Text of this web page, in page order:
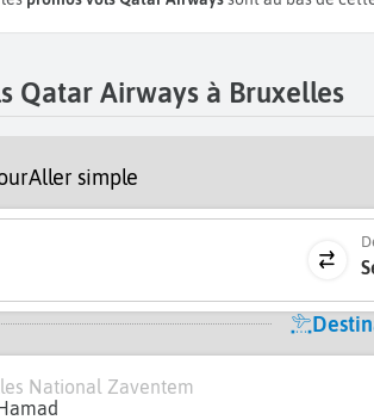
Qatar Airways à Bruxelles
Aller simple
National Zaventem